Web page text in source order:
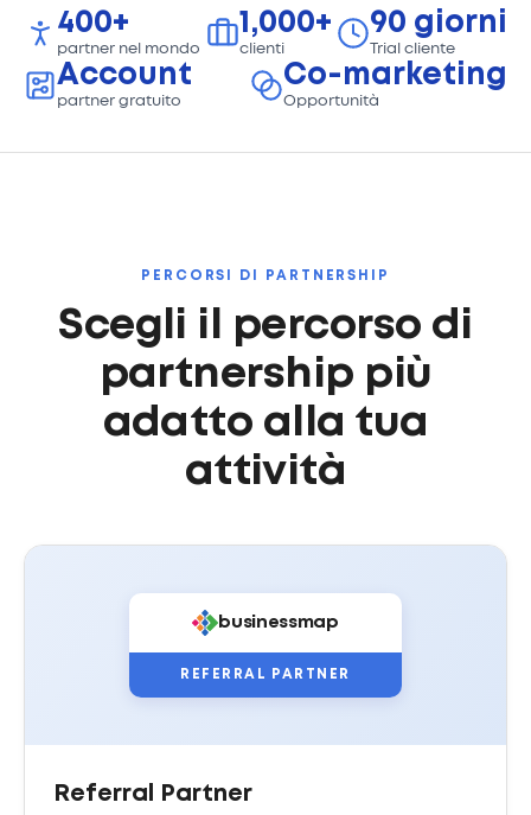
400+
partner nel mondo
1,000+
clienti
90 giorni
Trial cliente
Account
partner gratuito
Co-marketing
Opportunità
PERCORSI DI PARTNERSHIP
Scegli il percorso di
partnership più
adatto alla tua
attività
businessmap
REFERRAL PARTNER
Referral Partner